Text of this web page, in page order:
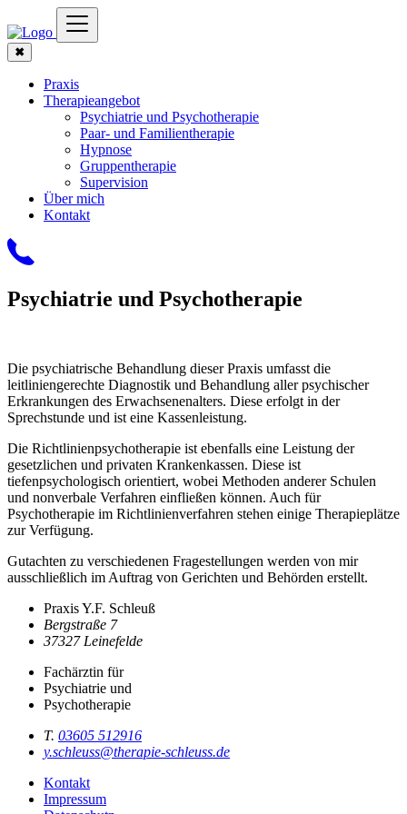
✖
Praxis
Therapieangebot
Psychiatrie und Psychotherapie
Paar- und Familientherapie
Hypnose
Gruppentherapie
Supervision
Über mich
Kontakt
Psychiatrie und Psychotherapie
Die psychiatrische Behandlung dieser Praxis umfasst die
leitliniengerechte Diagnostik und Behandlung aller psychischer
Erkrankungen des Erwachsenenalters. Diese erfolgt in der
Sprechstunde und ist eine Kassenleistung.
Die Richtlinienpsychotherapie ist ebenfalls eine Leistung der
gesetzlichen und privaten Krankenkassen. Diese ist
tiefenpsychologisch orientiert, wobei Methoden anderer Schulen
und nonverbale Verfahren einfließen können. Auch für
Psychotherapie im Richtlinienverfahren stehen einige Therapieplätze
zur Verfügung.
Gutachten zu verschiedenen Fragestellungen werden von mir
ausschließlich im Auftrag von Gerichten und Behörden erstellt.
Praxis Y.F. Schleuß
Bergstraße 7
37327 Leinefelde
Fachärztin für
Psychiatrie und
Psychotherapie
T. 03605 512916
y.schleuss@therapie-schleuss.de
Kontakt
Impressum